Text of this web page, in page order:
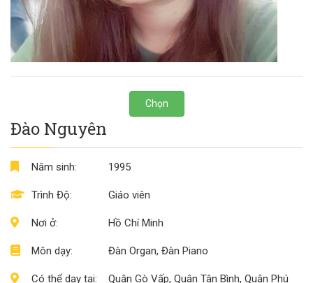
Chọn
Đào Nguyên
Năm sinh:
Trình Độ:
Nơi ở:
Môn dạy:
Có thể dạy tại:
1995
Giáo viên
Hồ Chí Minh
Đàn Organ, Đàn Piano
Quận Gò Vấp, Quận Tân Bình, Quận Phú